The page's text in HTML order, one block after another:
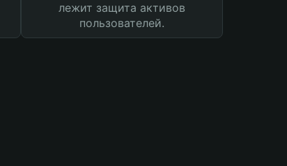
лежит защита активов
пользователей.